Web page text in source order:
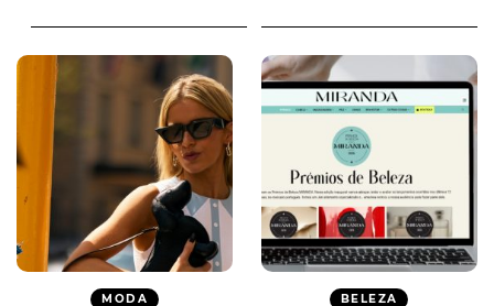
MODA BELEZA